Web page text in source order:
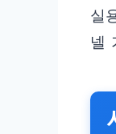
실
넬